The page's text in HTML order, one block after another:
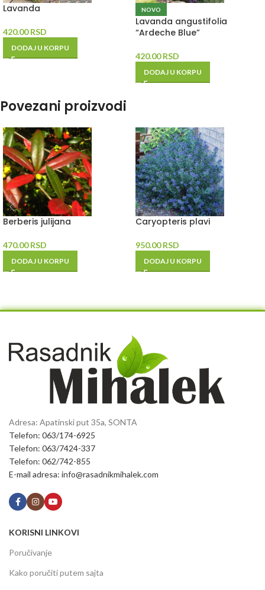
Lavanda
420.00RSD
DODAJ U KORPU
NOVO
Lavanda angustifolia
“Ardeche Blue”
420.00RSD
DODAJ U KORPU
Povezani proizvodi
Berberis julijana
470.00RSD
DODAJ U KORPU
Caryopteris plavi
950.00RSD
DODAJ U KORPU
Adresa: Apatinski put 35a, SONTA
Telefon: 063/174-6925
Telefon: 063/7424-337
Telefon: 062/742-855
E-mail adresa: info@rasadnikmihalek.com
KORISNI LINKOVI
Poručivanje
Kako poručiti putem sajta